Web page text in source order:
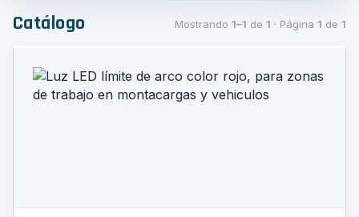
Catálogo Mostrando 1–1 de 1 · Página 1 de 1